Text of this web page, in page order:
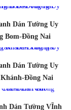
Dán Tường Uy
Bom-Đồng Nai
Dán Tường Uy
Đồng Nai
Dán Tường VĨnh